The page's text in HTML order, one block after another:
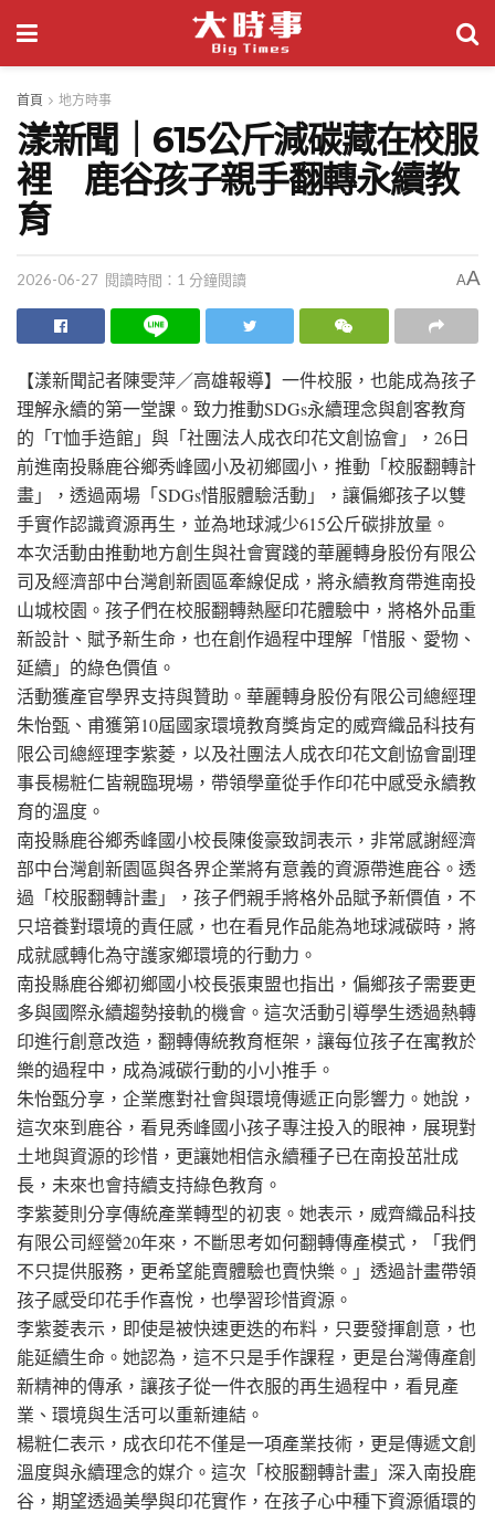
首頁 地方時事
漾新聞｜615公斤減碳藏在校服
裡 鹿谷孩子親手翻轉永續教
育
2026-06-27 閱讀時間：1 分鐘閱讀 AA
【漾新聞記者陳雯萍／高雄報導】一件校服，也能成為孩子
理解永續的第一堂課。致力推動SDGs永續理念與創客教育
的「T恤手造館」與「社團法人成衣印花文創協會」，26日
前進南投縣鹿谷鄉秀峰國小及初鄉國小，推動「校服翻轉計
畫」，透過兩場「SDGs惜服體驗活動」，讓偏鄉孩子以雙
手實作認識資源再生，並為地球減少615公斤碳排放量。
本次活動由推動地方創生與社會實踐的華麗轉身股份有限公
司及經濟部中台灣創新園區牽線促成，將永續教育帶進南投
山城校園。孩子們在校服翻轉熱壓印花體驗中，將格外品重
新設計、賦予新生命，也在創作過程中理解「惜服、愛物、
延續」的綠色價值。
活動獲產官學界支持與贊助。華麗轉身股份有限公司總經理
朱怡甄、甫獲第10屆國家環境教育獎肯定的威齊織品科技有
限公司總經理李紫菱，以及社團法人成衣印花文創協會副理
事長楊粧仁皆親臨現場，帶領學童從手作印花中感受永續教
育的溫度。
南投縣鹿谷鄉秀峰國小校長陳俊豪致詞表示，非常感謝經濟
部中台灣創新園區與各界企業將有意義的資源帶進鹿谷。透
過「校服翻轉計畫」，孩子們親手將格外品賦予新價值，不
只培養對環境的責任感，也在看見作品能為地球減碳時，將
成就感轉化為守護家鄉環境的行動力。
南投縣鹿谷鄉初鄉國小校長張東盟也指出，偏鄉孩子需要更
多與國際永續趨勢接軌的機會。這次活動引導學生透過熱轉
印進行創意改造，翻轉傳統教育框架，讓每位孩子在寓教於
樂的過程中，成為減碳行動的小小推手。
朱怡甄分享，企業應對社會與環境傳遞正向影響力。她說，
這次來到鹿谷，看見秀峰國小孩子專注投入的眼神，展現對
土地與資源的珍惜，更讓她相信永續種子已在南投茁壯成
長，未來也會持續支持綠色教育。
李紫菱則分享傳統產業轉型的初衷。她表示，威齊織品科技
有限公司經營20年來，不斷思考如何翻轉傳產模式，「我們
不只提供服務，更希望能賣體驗也賣快樂。」透過計畫帶領
孩子感受印花手作喜悅，也學習珍惜資源。
李紫菱表示，即使是被快速更迭的布料，只要發揮創意，也
能延續生命。她認為，這不只是手作課程，更是台灣傳產創
新精神的傳承，讓孩子從一件衣服的再生過程中，看見產
業、環境與生活可以重新連結。
楊粧仁表示，成衣印花不僅是一項產業技術，更是傳遞文創
溫度與永續理念的媒介。這次「校服翻轉計畫」深入南投鹿
谷，期望透過美學與印花實作，在孩子心中種下資源循環的